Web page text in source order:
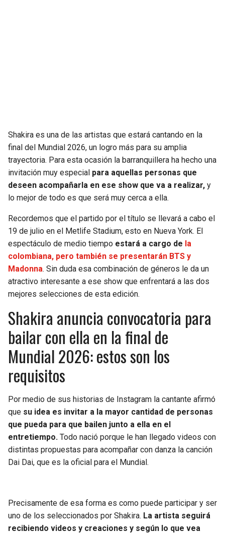
PACKERS
VIKINGS
FALCONS
PANTHERS
SAINTS
BUCCANEERS
TIMBERWOLVES
THUNDER
TRAIL BLAZERS
JAZZ
Shakira es una de las artistas que estará cantando en la
final del Mundial 2026, un logro más para su amplia
trayectoria. Para esta ocasión la barranquillera ha hecho una
invitación muy especial para aquellas personas que
deseen acompañarla en ese show que va a realizar, y
lo mejor de todo es que será muy cerca a ella.
Recordemos que el partido por el título se llevará a cabo el
19 de julio en el Metlife Stadium, esto en Nueva York. El
espectáculo de medio tiempo estará a cargo de la
colombiana, pero también se presentarán BTS y
Madonna. Sin duda esa combinación de géneros le da un
atractivo interesante a ese show que enfrentará a las dos
mejores selecciones de esta edición.
Shakira anuncia convocatoria para
bailar con ella en la final de
Mundial 2026: estos son los
requisitos
Por medio de sus historias de Instagram la cantante afirmó
que su idea es invitar a la mayor cantidad de personas
que pueda para que bailen junto a ella en el
entretiempo. Todo nació porque le han llegado videos con
distintas propuestas para acompañar con danza la canción
Dai Dai, que es la oficial para el Mundial.
Precisamente de esa forma es como puede participar y ser
uno de los seleccionados por Shakira. La artista seguirá
recibiendo videos y creaciones y según lo que vea